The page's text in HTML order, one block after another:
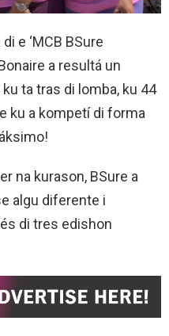
e ‘MCB BSure
a resultá un
ta tras di lomba, ku 44
ku a kompetí di forma
na kurason, BSure a
algu diferente i
di tres edishon